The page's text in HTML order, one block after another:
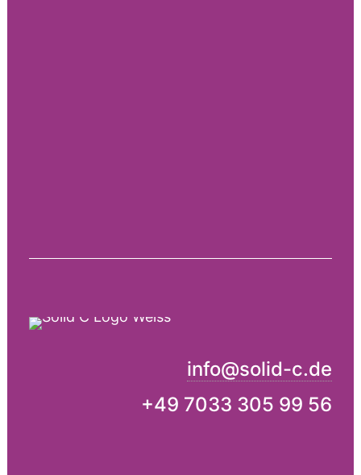
info@solid-c.de
+49 7033 305 99 56